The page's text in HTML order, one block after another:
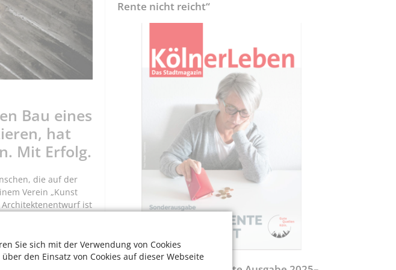
Sie sich mit der Verwendung von Cookies
den Einsatz von Cookies auf dieser Webseite
Bau eines
hat
Mit Erfolg.
die auf der
Verein „Kunst
Architektenentwurf ist
den Banken erste
der Verein
Christo, Harald
und Kölnern.
Rente nicht reicht“